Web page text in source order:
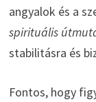
angyalok és a
spirituális
stabilitásra és
Fontos, hogy